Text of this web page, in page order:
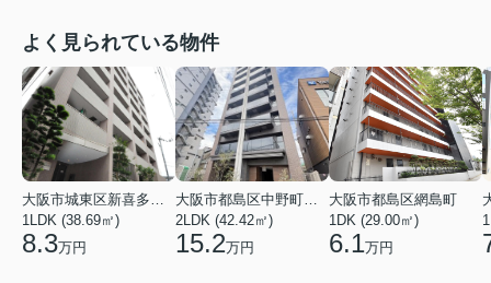
よく見られている物件
大阪市城東区新喜多東２丁目
1LDK (38.69㎡)
8.3万円
大阪市都島区中野町２丁目
2LDK (42.42㎡)
15.2万円
大阪市都島区網島町
1DK (29.00㎡)
6.1万円